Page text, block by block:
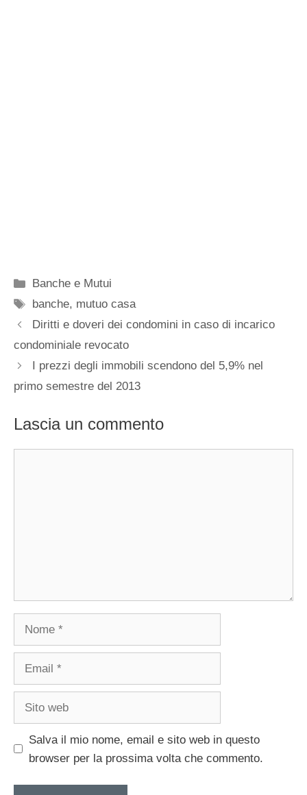
Categorie
Banche e Mutui
Tag
banche, mutuo casa
Diritti e doveri dei condomini in caso di incarico
condominiale revocato
I prezzi degli immobili scendono del 5,9% nel
primo semestre del 2013
Lascia un commento
Nome
Email
Sito
Salva il mio nome, email e sito web in questo
browser per la prossima volta che commento.